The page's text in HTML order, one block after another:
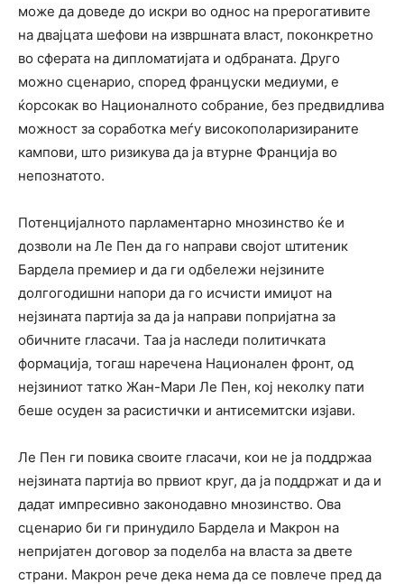
може да доведе до искри во однос на прерогативите
на двајцата шефови на извршната власт, поконкретно
во сферата на дипломатијата и одбраната. Друго
можно сценарио, според француски медиуми, е
ќорсокак во Националното собрание, без предвидлива
можност за соработка меѓу високополаризираните
кампови, што ризикува да ја втурне Франција во
непознатото.
Потенцијалното парламентарно мнозинство ќе и
дозволи на Ле Пен да го направи својот штитеник
Бардела премиер и да ги одбележи нејзините
долгогодишни напори да го исчисти имиџот на
нејзината партија за да ја направи попријатна за
обичните гласачи. Таа ја наследи политичката
формација, тогаш наречена Национален фронт, од
нејзиниот татко Жан-Мари Ле Пен, кој неколку пати
беше осуден за расистички и антисемитски изјави.
Ле Пен ги повика своите гласачи, кои не ја поддржаа
нејзината партија во првиот круг, да ја поддржат и да и
дадат импресивно законодавно мнозинство. Ова
сценарио би ги принудило Бардела и Макрон на
непријатен договор за поделба на власта за двете
страни. Макрон рече дека нема да се повлече пред да